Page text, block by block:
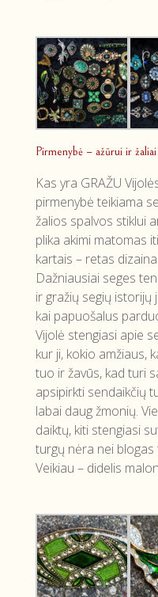
Pirmenybė – ažūrui ir žaliai
Kas yra GRAŽU
pirmenybė teikiama
žalios spalvos stiklui
plika akimi matomas
kartais – retas
Dažniausiai seges
ir gražių segių istorijų
kai papuošalus
Vijolė stengiasi apie
kur ji, kokio amžiaus,
tuo ir žavūs, kad turi
apsipirkti sendaikčių
labai daug žmonių.
daiktų, kiti stengiasi
turgų nėra nei
Veikiau – didelis